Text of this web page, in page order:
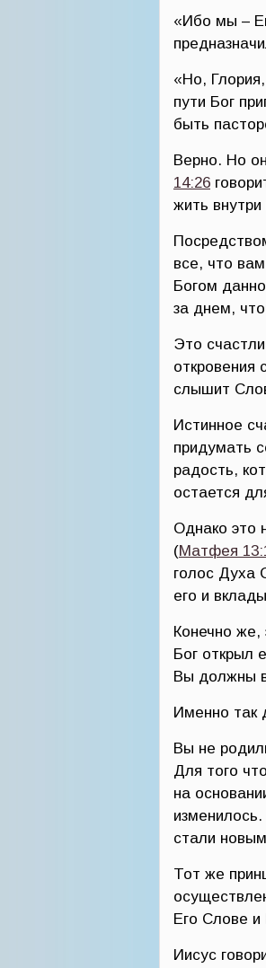
«Ибо мы –
«Но,
пути Бог
быть
Верно. Но
14:26
жить
все, что
Богом
за днем,
Это
слышит
Истинное
придумать
радость,
остается
Однако это
(Матфея
голос Духа
его и
Конечно же,
Бог открыл
Вы должны
Именно так
Вы не
Для того
на
стали
Тот же
Его Слове
Иисус